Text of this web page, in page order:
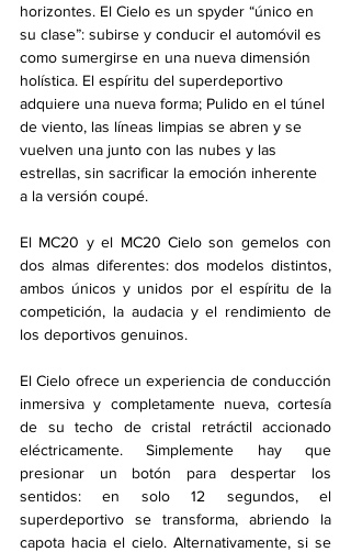
horizontes. El Cielo es un spyder “único en
su clase”: subirse y conducir el automóvil es
como sumergirse en una nueva dimensión
holística. El espíritu del superdeportivo
adquiere una nueva forma; Pulido en el túnel
de viento, las líneas limpias se abren y se
vuelven una junto con las nubes y las
estrellas, sin sacrificar la emoción inherente
a la versión coupé.
El MC20 y el MC20 Cielo son gemelos con
dos almas diferentes: dos modelos distintos,
ambos únicos y unidos por el espíritu de la
competición, la audacia y el rendimiento de
los deportivos genuinos.
El Cielo ofrece un experiencia de conducción
inmersiva y completamente nueva, cortesía
de su techo de cristal retráctil accionado
eléctricamente. Simplemente hay que
presionar un botón para despertar los
sentidos: en solo 12 segundos, el
superdeportivo se transforma, abriendo la
capota hacia el cielo. Alternativamente, si se